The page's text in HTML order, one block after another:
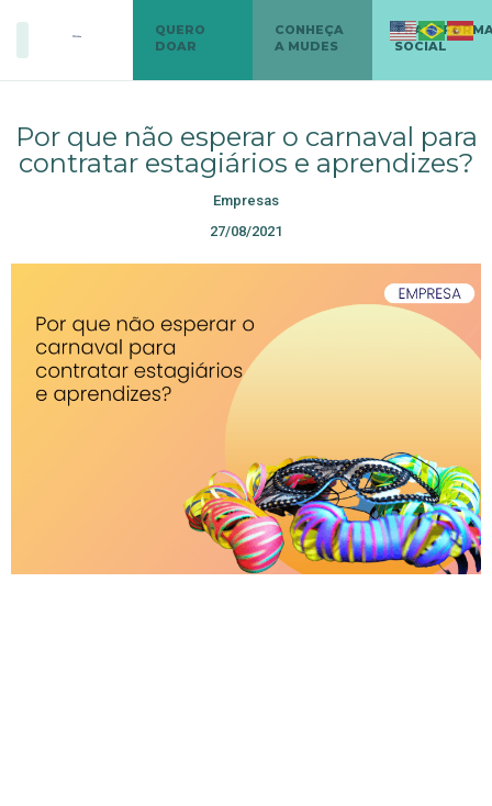
QUERO
DOAR
CONHEÇA
A MUDES
SOCIAL
Por que não esperar o carnaval para
contratar estagiários e aprendizes?
Empresas
27/08/2021